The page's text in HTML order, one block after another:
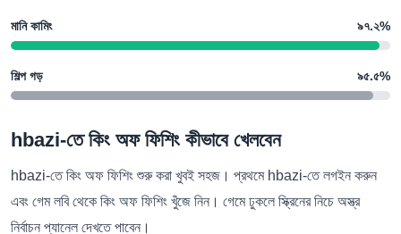
মানি কামিং ৯৭.২%
শিল্প গড় ৯৫.৫%
hbazi-তে কিং অফ ফিশিং কীভাবে খেলবেন
hbazi-তে কিং অফ ফিশিং শুরু করা খুবই সহজ। প্রথমে hbazi-তে লগইন করুন
এবং গেম লবি থেকে কিং অফ ফিশিং খুঁজে নিন। গেমে ঢুকলে স্ক্রিনের নিচে অস্ত্র
নির্বাচন প্যানেল দেখতে পাবেন।